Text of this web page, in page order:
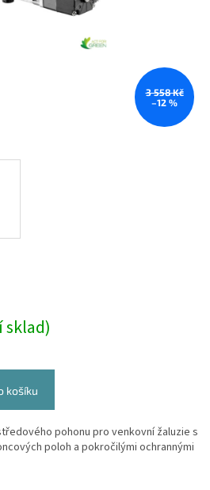
3 558 Kč
–12 %
košíku
pohonu pro venkovní žaluzie s
poloh a pokročilými ochrannými